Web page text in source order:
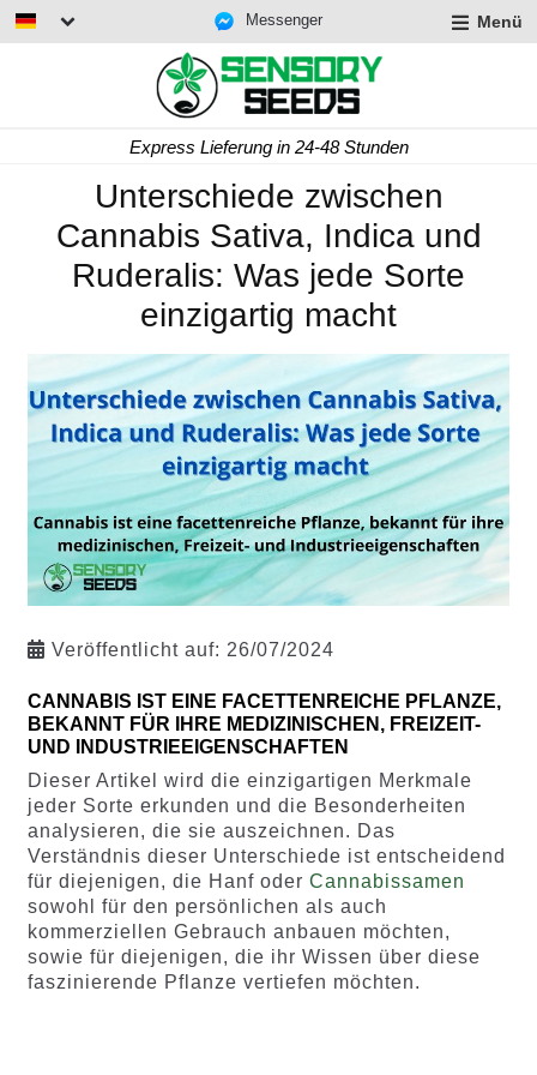
Messenger Menü
Express Lieferung in 24-48 Stunden
Unterschiede zwischen
Cannabis Sativa, Indica und
Ruderalis: Was jede Sorte
einzigartig macht
Veröffentlicht auf: 26/07/2024
CANNABIS IST EINE FACETTENREICHE PFLANZE,
BEKANNT FÜR IHRE MEDIZINISCHEN, FREIZEIT-
UND INDUSTRIEEIGENSCHAFTEN
Dieser Artikel wird die einzigartigen Merkmale
jeder Sorte erkunden und die Besonderheiten
analysieren, die sie auszeichnen. Das
Verständnis dieser Unterschiede ist entscheidend
für diejenigen, die Hanf oder Cannabissamen
sowohl für den persönlichen als auch
kommerziellen Gebrauch anbauen möchten,
sowie für diejenigen, die ihr Wissen über diese
faszinierende Pflanze vertiefen möchten.